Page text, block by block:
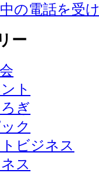
の電話を受
ー
ト
ぎ
ク
ビジネス
ス